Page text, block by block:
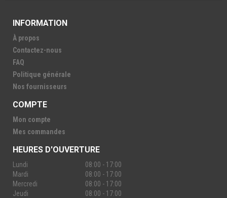
INFORMATION
À propos
Contactez-nous
FAQ
Politique générale
Nos fournisseurs
COMPTE
Mon compte
Mes commandes
HEURES D'OUVERTURE
Lundi
08:00 - 17:00
Mardi
08:00 - 17:00
Mercredi
08:00 - 17:00
Jeudi
08:00 - 17:00